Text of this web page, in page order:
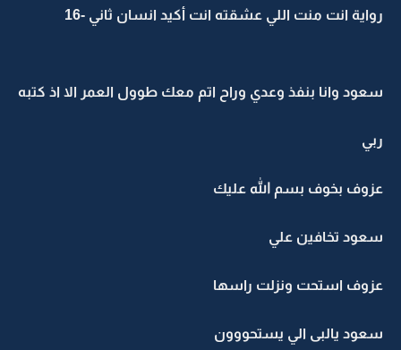
رواية انت منت اللي عشقته انت أكيد انسان ثاني -16
سعود وانا بنفذ وعدي وراح اتم معك طوول العمر الا اذ كتبه
ربي
عزوف بخوف بسم الله عليك
سعود تخافين علي
عزوف استحت ونزلت راسها
سعود يالبى الي يستحووون